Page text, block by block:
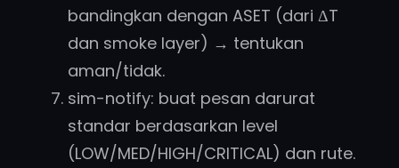
bandingkan dengan ASET (dari ΔT
dan smoke layer) → tentukan
aman/tidak.
sim-notify: buat pesan darurat
standar berdasarkan level
(LOW/MED/HIGH/CRITICAL) dan rute.